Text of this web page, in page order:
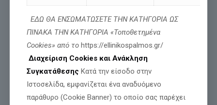
Σχετικές αναρτήσεις
ΕΔΩ ΘΑ ΕΝΣΩΜΑΤΩΣΕΤΕ ΤΗΝ ΚΑΤΗΓΟΡΙΑ ΩΣ
ΠΙΝΑΚΑ ΤΗΝ ΚΑΤΗΓΟΡΙΑ «Τοποθετημένα
Cookies» από το https://ellinikospalmos.gr/
Διαχείριση Cookies και Ανάκληση
Συγκατάθεσης Κατά την είσοδο στην
Ιστοσελίδα, εμφανίζεται ένα αναδυόμενο
παράθυρο (Cookie Banner) το οποίο σας παρέχει